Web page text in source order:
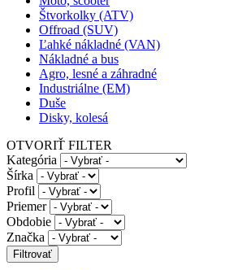
Štvorkolky (ATV)
Offroad (SUV)
Ľahké nákladné (VAN)
Nákladné a bus
Agro, lesné a záhradné
Industriálne (EM)
Duše
Disky, kolesá
OTVORIŤ FILTER
Kategória
Šírka
Profil
Priemer
Obdobie
Značka